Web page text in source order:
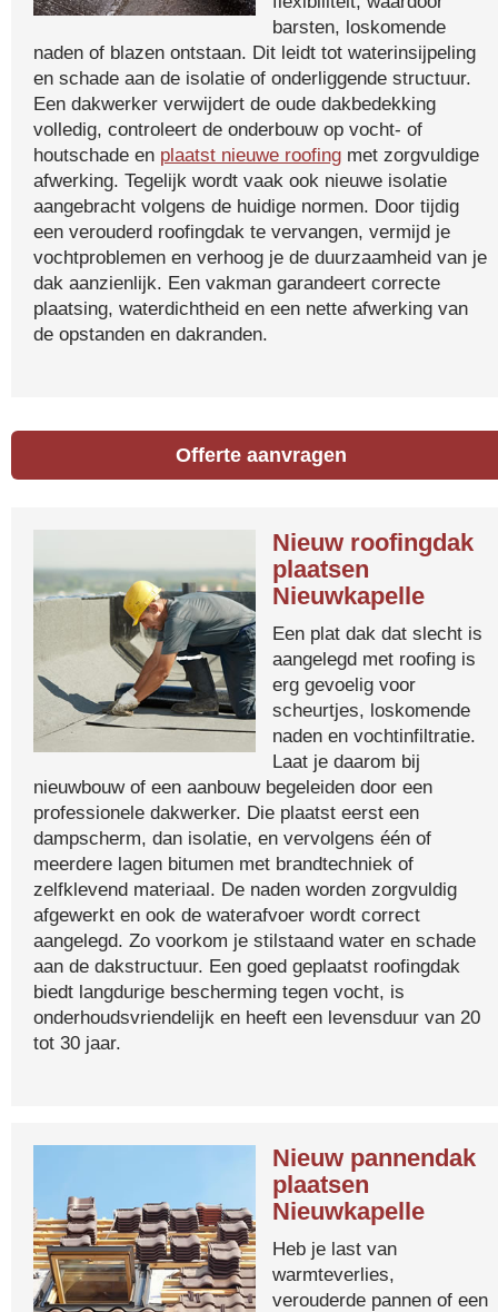
barsten, loskomende
naden of blazen ontstaan. Dit leidt tot waterinsijpeling
en schade aan de isolatie of onderliggende structuur.
Een dakwerker verwijdert de oude dakbedekking
volledig, controleert de onderbouw op vocht- of
houtschade en plaatst nieuwe roofing met zorgvuldige
afwerking. Tegelijk wordt vaak ook nieuwe isolatie
aangebracht volgens de huidige normen. Door tijdig
een verouderd roofingdak te vervangen, vermijd je
vochtproblemen en verhoog je de duurzaamheid van je
dak aanzienlijk. Een vakman garandeert correcte
plaatsing, waterdichtheid en een nette afwerking van
de opstanden en dakranden.
Offerte aanvragen
Nieuw roofingdak
plaatsen
Nieuwkapelle
Een plat dak dat slecht is
aangelegd met roofing is
erg gevoelig voor
scheurtjes, loskomende
naden en vochtinfiltratie.
Laat je daarom bij
nieuwbouw of een aanbouw begeleiden door een
professionele dakwerker. Die plaatst eerst een
dampscherm, dan isolatie, en vervolgens één of
meerdere lagen bitumen met brandtechniek of
zelfklevend materiaal. De naden worden zorgvuldig
afgewerkt en ook de waterafvoer wordt correct
aangelegd. Zo voorkom je stilstaand water en schade
aan de dakstructuur. Een goed geplaatst roofingdak
biedt langdurige bescherming tegen vocht, is
onderhoudsvriendelijk en heeft een levensduur van 20
tot 30 jaar.
Nieuw pannendak
plaatsen
Nieuwkapelle
Heb je last van
warmteverlies,
verouderde pannen of een